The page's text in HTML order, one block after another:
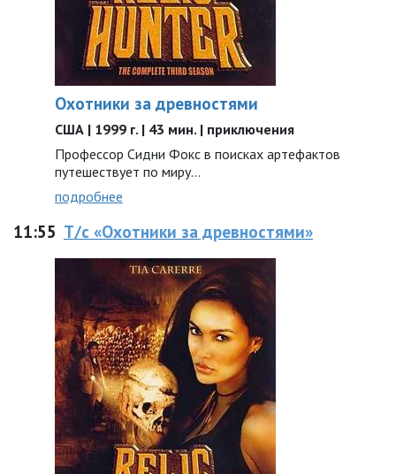
Охотники за древностями
США | 1999 г. | 43 мин. | приключения
Профессор Сидни Фокс в поисках артефактов
путешествует по миру...
подробнее
11:55 Т/с «Охотники за древностями»